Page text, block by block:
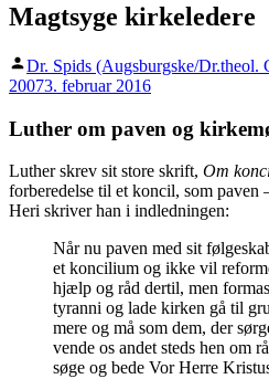
Magtsyge kirkeledere
Posted
by
Dr. Spids (Augsburgske/Dr.theol.
20073. februar 2016
Luther om paven og
Luther skrev sit store skrift, Om
forberedelse til et koncil, som paven
Heri skriver han i indledningen:
Når nu paven med sit
et koncilium og ikke vil
hjælp og råd dertil, men
tyranni og lade kirken gå til
mere og må som dem, der
vende os andet steds hen om
søge og bede Vor Herre